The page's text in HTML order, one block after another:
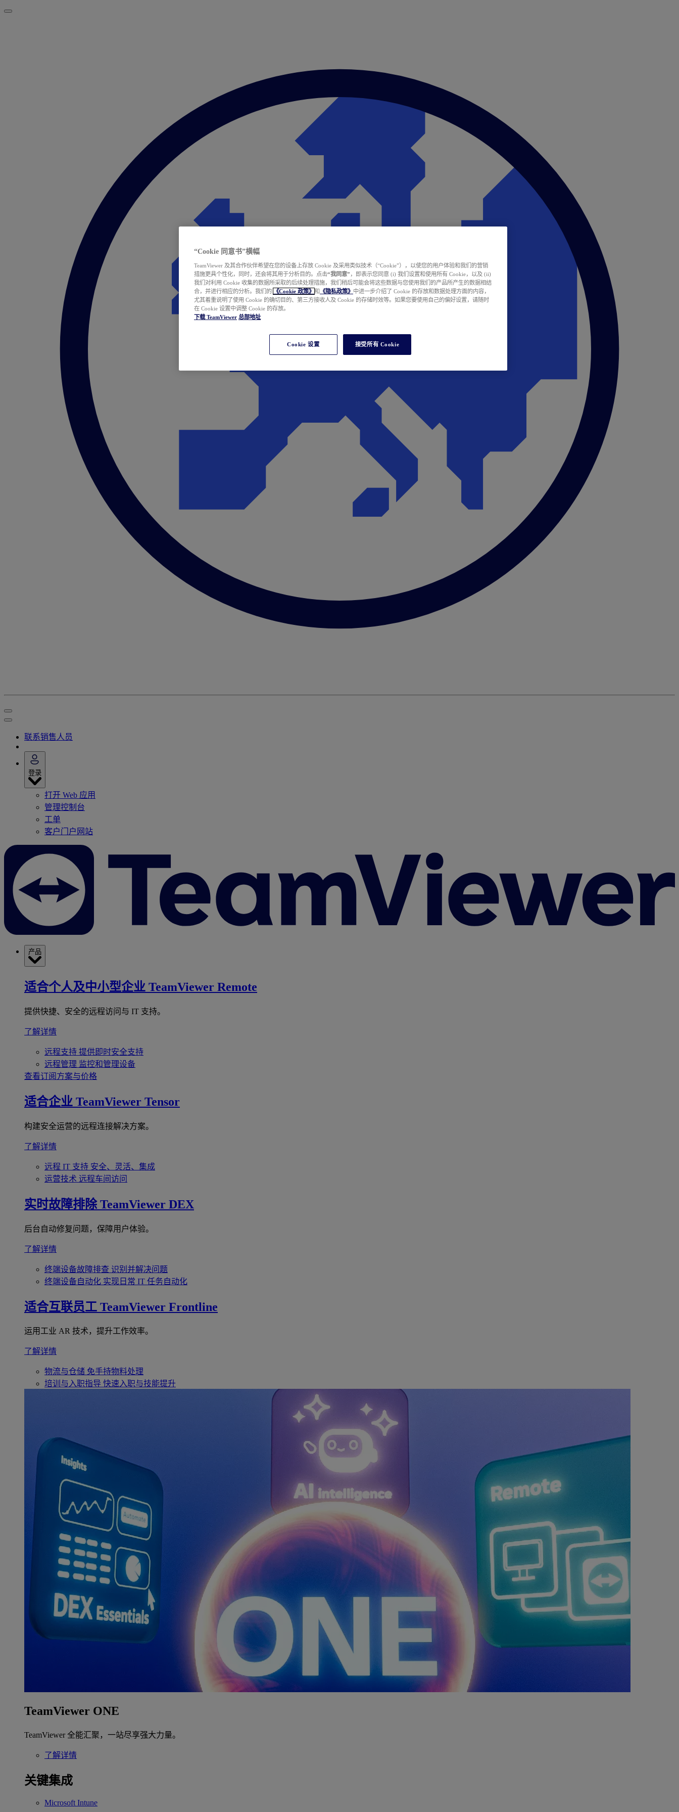
联系销售人员
登录
打开 Web 应用
管理控制台
工单
客户门户网站
产品
适合个人及中小型企业 TeamViewer Remote
提供快捷、安全的远程访问与 IT 支持。
了解详情
远程支持 提供即时安全支持
远程管理 监控和管理设备
查看订阅方案与价格
适合企业 TeamViewer Tensor
构建安全运营的远程连接解决方案。
了解详情
远程 IT 支持 安全、灵活、集成
运营技术 远程车间访问
实时故障排除 TeamViewer DEX
后台自动修复问题，保障用户体验。
了解详情
终端设备故障排查 识别并解决问题
终端设备自动化 实现日常 IT 任务自动化
适合互联员工 TeamViewer Frontline
运用工业 AR 技术，提升工作效率。
了解详情
物流与仓储 免手持物料处理
培训与入职指导 快速入职与技能提升
TeamViewer ONE
TeamViewer 全能汇聚，一站尽享强大力量。
了解详情
关键集成
Microsoft Intune
“Cookie 同意书”横幅
TeamViewer 及其合作伙伴希望在您的设备上存放 Cookie 及采用类似技术（“Cookie”），以使您的用户体验和我们的营销
措施更具个性化，同时，还会将其用于分析目的。点击“我同意” ，即表示您同意 (i) 我们设置和使用所有 Cookie，以及 (ii)
我们对利用 Cookie 收集的数据所采取的后续处理措施，我们稍后可能会将这些数据与您使用我们的产品所产生的数据相结
合，并进行相应的分析。我们的
《Cookie 政策》 和 《隐私政策》 中进一步介绍了 Cookie 的存放和数据处理方面的内容，
尤其着重说明了使用 Cookie 的确切目的、第三方接收人及 Cookie 的存储时效等。如果您要使用自己的偏好设置，请随时
在 Cookie 设置中调整 Cookie 的存放。
下载 TeamViewer 总部地址
Cookie 设置 接受所有 Cookie